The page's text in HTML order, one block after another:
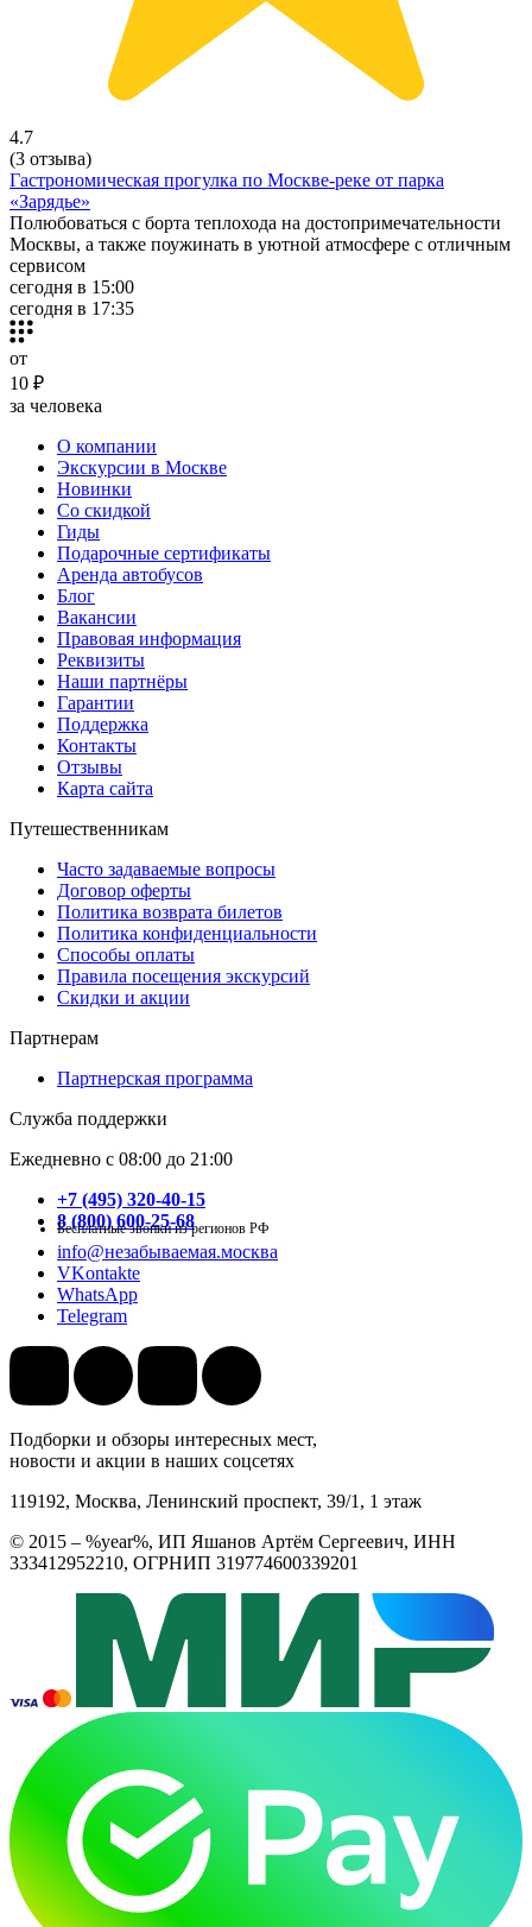
4.7
(3 отзыва)
Гастрономическая прогулка по Москве-реке от парка
«Зарядье»
Полюбоваться с борта теплохода на достопримечательности
Москвы, а также поужинать в уютной атмосфере с отличным
сервисом
сегодня в 15:00
сегодня в 17:35
от
10 ₽
за человека
О компании
Экскурсии в Москве
Новинки
Со скидкой
Гиды
Подарочные сертификаты
Аренда автобусов
Блог
Вакансии
Правовая информация
Реквизиты
Наши партнёры
Гарантии
Поддержка
Контакты
Отзывы
Карта сайта
Путешественникам
Часто задаваемые вопросы
Договор оферты
Политика возврата билетов
Политика конфиденциальности
Способы оплаты
Правила посещения экскурсий
Скидки и акции
Партнерам
Партнерская программа
Служба поддержки
Ежедневно с 08:00 до 21:00
+7 (495) 320-40-15
8 (800) 600-25-68
Бесплатные звонки из регионов РФ
info@незабываемая.москва
VKontakte
WhatsApp
Telegram
Подборки и обзоры интересных мест,
новости и акции в наших соцсетях
119192, Москва, Ленинский проспект, 39/1, 1 этаж
© 2015 – %year%, ИП Яшанов Артём Сергеевич, ИНН
333412952210, ОГРНИП 319774600339201